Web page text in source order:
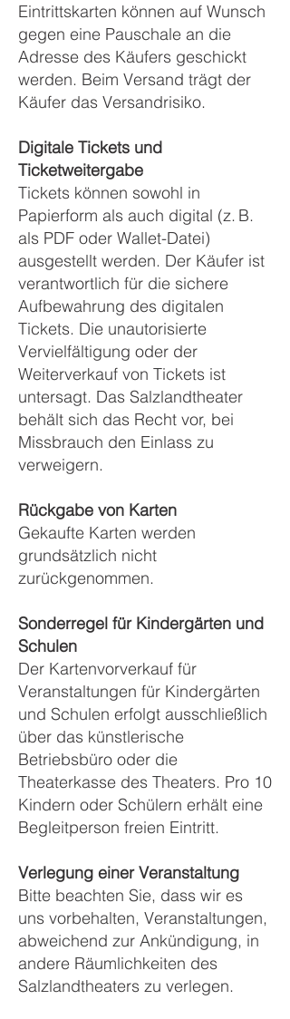
Eintrittskarten können auf Wunsch
gegen eine Pauschale an die
Adresse des Käufers geschickt
werden. Beim Versand trägt der
Käufer das Versandrisiko.
Digitale Tickets und
Ticketweitergabe
Tickets können sowohl in
Papierform als auch digital (z. B.
als PDF oder Wallet-Datei)
ausgestellt werden. Der Käufer ist
verantwortlich für die sichere
Aufbewahrung des digitalen
Tickets. Die unautorisierte
Vervielfältigung oder der
Weiterverkauf von Tickets ist
untersagt. Das Salzlandtheater
behält sich das Recht vor, bei
Missbrauch den Einlass zu
verweigern.
Rückgabe von Karten
Gekaufte Karten werden
grundsätzlich nicht
zurückgenommen.
Sonderregel für Kindergärten und
Schulen
Der Kartenvorverkauf für
Veranstaltungen für Kindergärten
und Schulen erfolgt ausschließlich
über das künstlerische
Betriebsbüro oder die
Theaterkasse des Theaters. Pro 10
Kindern oder Schülern erhält eine
Begleitperson freien Eintritt.
Verlegung einer Veranstaltung
Bitte beachten Sie, dass wir es
uns vorbehalten, Veranstaltungen,
abweichend zur Ankündigung, in
andere Räumlichkeiten des
Salzlandtheaters zu verlegen.